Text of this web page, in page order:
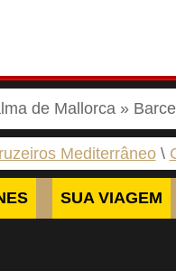
de Mallorca »
Mediterrâneo
SUA VIAGEM